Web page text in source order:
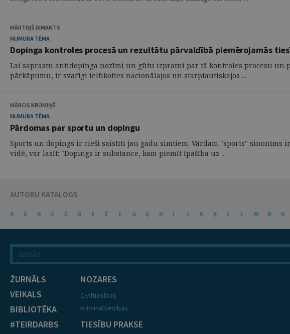
MĀRTIŅŠ DIMANTS
NUMURA TĒMA
Dopinga kontroles procesā un rezultātu pārvaldībā piemērojamās
Lai saprastu antidopinga nozīmi un gūtu izpratni par tā kontroles procesu
pārkāpumu, ir svarīgi ielūkoties nacionālajos un starptautiskajos ...
MĀRCIS KRŪMIŅŠ
NUMURA TĒMA
Pārdomas par sportu un dopingu
Sports un dopings ir cieši saistīti jau gadu simtiem. Vārdam "sports" sinonīms
vidē, var lasīt: "Dopings ir substance, kam piemīt īpašība uz ...
AUTORU KATALOGS
A Ā B C Č D E Ē F G Ģ H I J K Ķ L Ļ M N Ņ
ŽURNĀLS
VEIKALS
BIBLIOTĒKA
#TEIRDARBS
NOZARES
Civiltiesības
Krimināltiesības
TIESĪBU PRAKSE